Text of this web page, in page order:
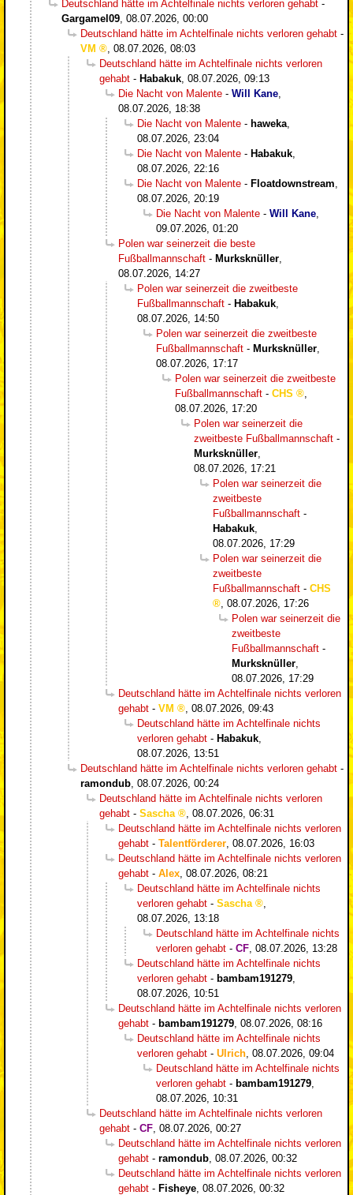
Deutschland hätte im Achtelfinale nichts verloren gehabt -
Gargamel09 08.07.2026, 00:00
Deutschland hätte im Achtelfinale nichts verloren gehabt -
VM
08.07.2026, 08:03
Deutschland hätte im Achtelfinale nichts verloren
gehabt - Habakuk 08.07.2026, 09:13
Die Nacht von Malente - Will Kane
08.07.2026, 18:38
Die Nacht von Malente - haweka
08.07.2026, 23:04
Die Nacht von Malente - Habakuk
08.07.2026, 22:16
Die Nacht von Malente - Floatdownstream
08.07.2026, 20:19
Die Nacht von Malente - Will Kane
09.07.2026, 01:20
Polen war seinerzeit die beste
Fußballmannschaft - Murksknüller
08.07.2026, 14:27
Polen war seinerzeit die zweitbeste
Fußballmannschaft - Habakuk
08.07.2026, 14:50
Polen war seinerzeit die zweitbeste
Fußballmannschaft - Murksknüller
08.07.2026, 17:17
Polen war seinerzeit die zweitbeste
Fußballmannschaft - CHS
08.07.2026, 17:20
Polen war seinerzeit die
zweitbeste Fußballmannschaft -
Murksknüller
08.07.2026, 17:21
Polen war seinerzeit die
zweitbeste
Fußballmannschaft -
Habakuk
08.07.2026, 17:29
Polen war seinerzeit die
zweitbeste
Fußballmannschaft - CHS
08.07.2026, 17:26
Polen war seinerzeit die
zweitbeste
Fußballmannschaft -
Murksknüller
08.07.2026, 17:29
Deutschland hätte im Achtelfinale nichts verloren
gehabt - VM
08.07.2026, 09:43
Deutschland hätte im Achtelfinale nichts
verloren gehabt - Habakuk
08.07.2026, 13:51
Deutschland hätte im Achtelfinale nichts verloren gehabt -
ramondub 08.07.2026, 00:24
Deutschland hätte im Achtelfinale nichts verloren
gehabt - Sascha
08.07.2026, 06:31
Deutschland hätte im Achtelfinale nichts verloren
gehabt - Talentförderer 08.07.2026, 16:03
Deutschland hätte im Achtelfinale nichts verloren
gehabt - Alex 08.07.2026, 08:21
Deutschland hätte im Achtelfinale nichts
verloren gehabt - Sascha
08.07.2026, 13:18
Deutschland hätte im Achtelfinale nichts
verloren gehabt - CF 08.07.2026, 13:28
Deutschland hätte im Achtelfinale nichts
verloren gehabt - bambam191279
08.07.2026, 10:51
Deutschland hätte im Achtelfinale nichts verloren
gehabt - bambam191279 08.07.2026, 08:16
Deutschland hätte im Achtelfinale nichts
verloren gehabt - Ulrich 08.07.2026, 09:04
Deutschland hätte im Achtelfinale nichts
verloren gehabt - bambam191279
08.07.2026, 10:31
Deutschland hätte im Achtelfinale nichts verloren
gehabt - CF 08.07.2026, 00:27
Deutschland hätte im Achtelfinale nichts verloren
gehabt - ramondub 08.07.2026, 00:32
Deutschland hätte im Achtelfinale nichts verloren
gehabt - Fisheye 08.07.2026, 00:32